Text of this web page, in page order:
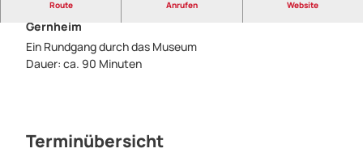
Route Anrufen Website
Öffentliche Führung durch das Museum Glashütte
Gernheim
Ein Rundgang durch das Museum
Dauer: ca. 90 Minuten
Terminübersicht